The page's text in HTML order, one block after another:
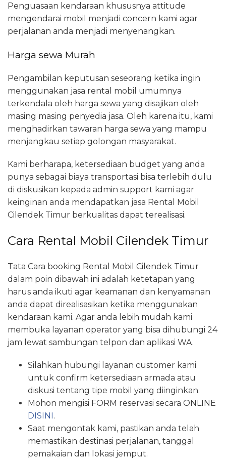
Penguasaan kendaraan khususnya attitude
mengendarai mobil menjadi concern kami agar
perjalanan anda menjadi menyenangkan.
Harga sewa Murah
Pengambilan keputusan seseorang ketika ingin
menggunakan jasa rental mobil umumnya
terkendala oleh harga sewa yang disajikan oleh
masing masing penyedia jasa. Oleh karena itu, kami
menghadirkan tawaran harga sewa yang mampu
menjangkau setiap golongan masyarakat.
Kami berharapa, ketersediaan budget yang anda
punya sebagai biaya transportasi bisa terlebih dulu
di diskusikan kepada admin support kami agar
keinginan anda mendapatkan jasa Rental Mobil
Cilendek Timur berkualitas dapat terealisasi.
Cara Rental Mobil Cilendek Timur
Tata Cara booking Rental Mobil Cilendek Timur
dalam poin dibawah ini adalah ketetapan yang
harus anda ikuti agar keamanan dan kenyamanan
anda dapat direalisasikan ketika menggunakan
kendaraan kami. Agar anda lebih mudah kami
membuka layanan operator yang bisa dihubungi 24
jam lewat sambungan telpon dan aplikasi WA.
Silahkan hubungi layanan customer kami
untuk confirm ketersediaan armada atau
diskusi tentang tipe mobil yang diinginkan.
Mohon mengisi FORM reservasi secara ONLINE
DISINI .
Saat mengontak kami, pastikan anda telah
memastikan destinasi perjalanan, tanggal
pemakaian dan lokasi jemput.